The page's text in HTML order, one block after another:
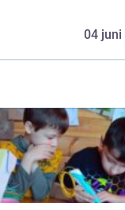
04 juni